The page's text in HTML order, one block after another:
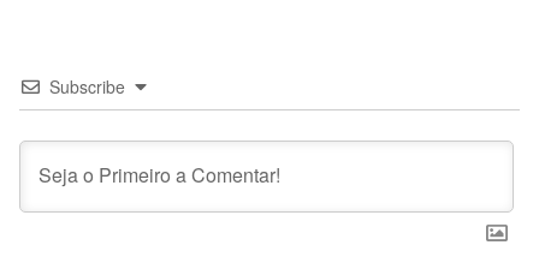
Subscribe